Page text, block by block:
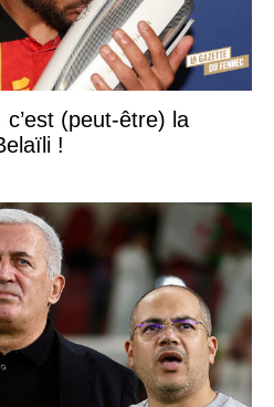
(peut-être) la
!